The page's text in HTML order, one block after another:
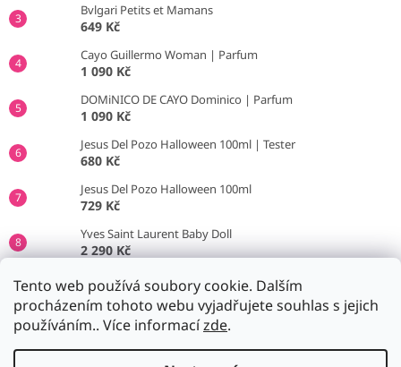
Tento web používá soubory cookie. Dalším
procházením tohoto webu vyjadřujete souhlas s jejich
používáním.. Více informacízde.
Bvlgari Petits et Mamans
649 Kč
Cayo Guillermo Woman | Parfum
1 090 Kč
DOMiNICO DE CAYO Dominico | Parfum
1 090 Kč
Jesus Del Pozo Halloween 100ml | Tester
680 Kč
Jesus Del Pozo Halloween 100ml
729 Kč
Yves Saint Laurent Baby Doll
2 290 Kč
Jil Sander No.4
790 Kč